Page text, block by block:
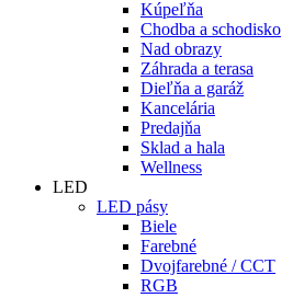
Kúpeľňa
Chodba a schodisko
Nad obrazy
Záhrada a terasa
Dieľňa a garáž
Kancelária
Predajňa
Sklad a hala
Wellness
LED
LED pásy
Biele
Farebné
Dvojfarebné / CCT
RGB